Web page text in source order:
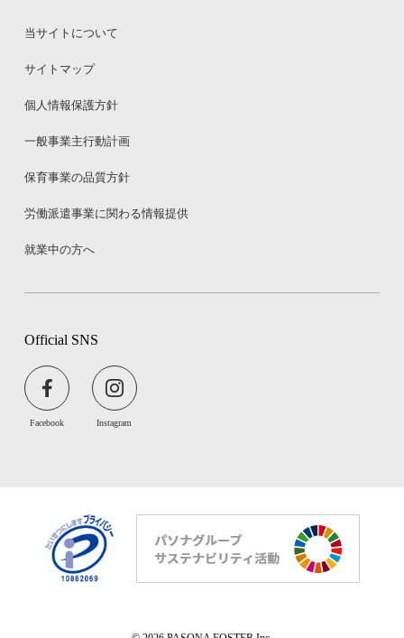
Official SNS
Facebook Instagram
当サイトについて
サイトマップ
個人情報保護方針
一般事業主行動計画
保育事業の品質方針
労働派遣事業に関わる情報提供
就業中の方へ